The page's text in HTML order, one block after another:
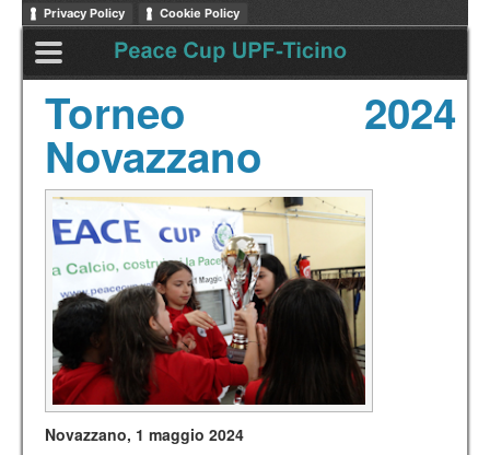
Privacy Policy Cookie Policy
Torneo 2024
Novazzano
Novazzano, 1 maggio 2024